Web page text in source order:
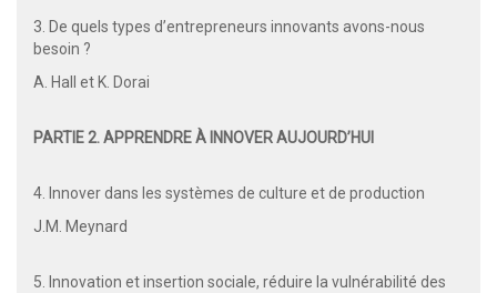
3. De quels types d’entrepreneurs innovants avons-nous
besoin ?
A. Hall et K. Dorai
PARTIE 2. APPRENDRE À INNOVER AUJOURD’HUI
4. Innover dans les systèmes de culture et de production
J.M. Meynard
5. Innovation et insertion sociale, réduire la vulnérabilité des